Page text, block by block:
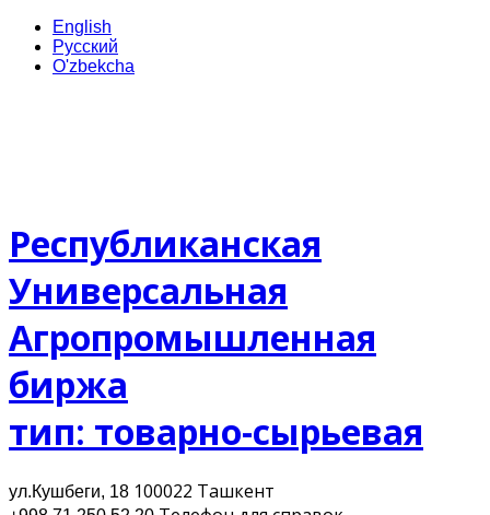
English
Русский
O'zbekcha
Республиканская
Универсальная
Агропромышленная
биржа
тип: товарно-сырьевая
ул.Кушбеги, 18 100022 Ташкент